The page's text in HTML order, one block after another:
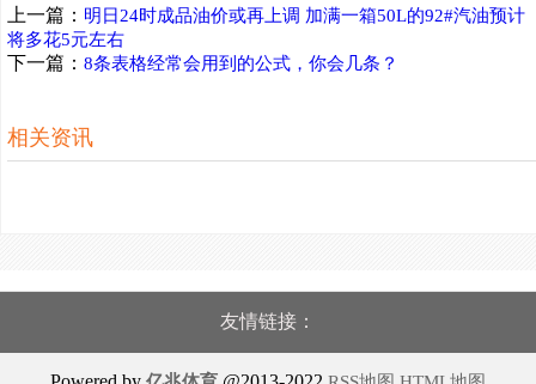
上一篇： 明日24时成品油价或再上调 加满一箱50L的92#汽油预计
将多花5元左右
下一篇： 8条表格经常会用到的公式，你会几条？
相关资讯
友情链接：